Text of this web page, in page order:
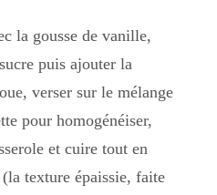
la gousse de vanille,
puis ajouter la
verser sur le mélange
pour homogénéiser,
et cuire tout en
texture épaissie, faite